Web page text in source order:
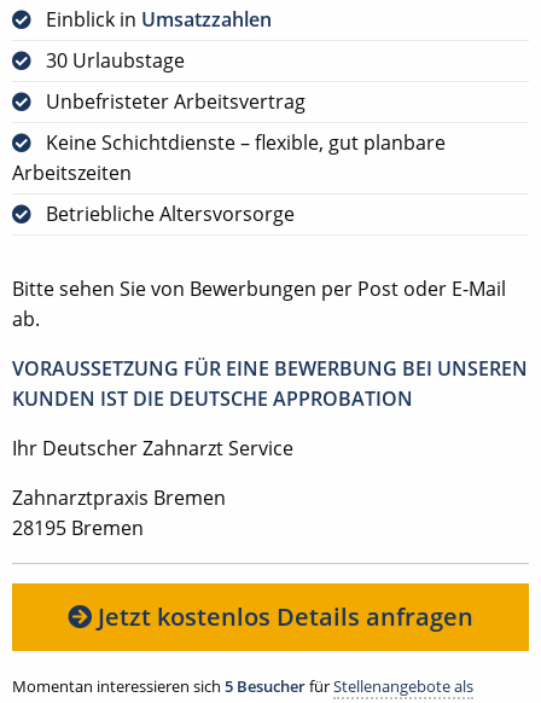
Einblick in Umsatzzahlen
30 Urlaubstage
Unbefristeter Arbeitsvertrag
Keine Schichtdienste – flexible, gut planbare
Arbeitszeiten
Betriebliche Altersvorsorge
Bitte sehen Sie von Bewerbungen per Post oder E-Mail
ab.
VORAUSSETZUNG FÜR EINE BEWERBUNG BEI UNSEREN
KUNDEN IST DIE DEUTSCHE APPROBATION
Ihr Deutscher Zahnarzt Service
Zahnarztpraxis Bremen
28195 Bremen
Jetzt kostenlos Details anfragen
Momentan interessieren sich 5 BesucherfürStellenangebote als